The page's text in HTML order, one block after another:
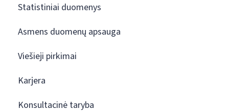
Statistiniai duomenys
Asmens duomenų apsauga
Viešieji pirkimai
Karjera
Konsultacinė taryba